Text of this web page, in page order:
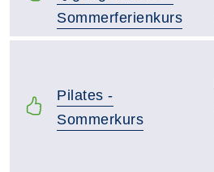
Sommerferienkurs
Pilates -
Sommerkurs